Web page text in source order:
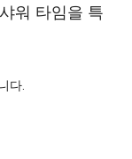
워 타임을 특
다.